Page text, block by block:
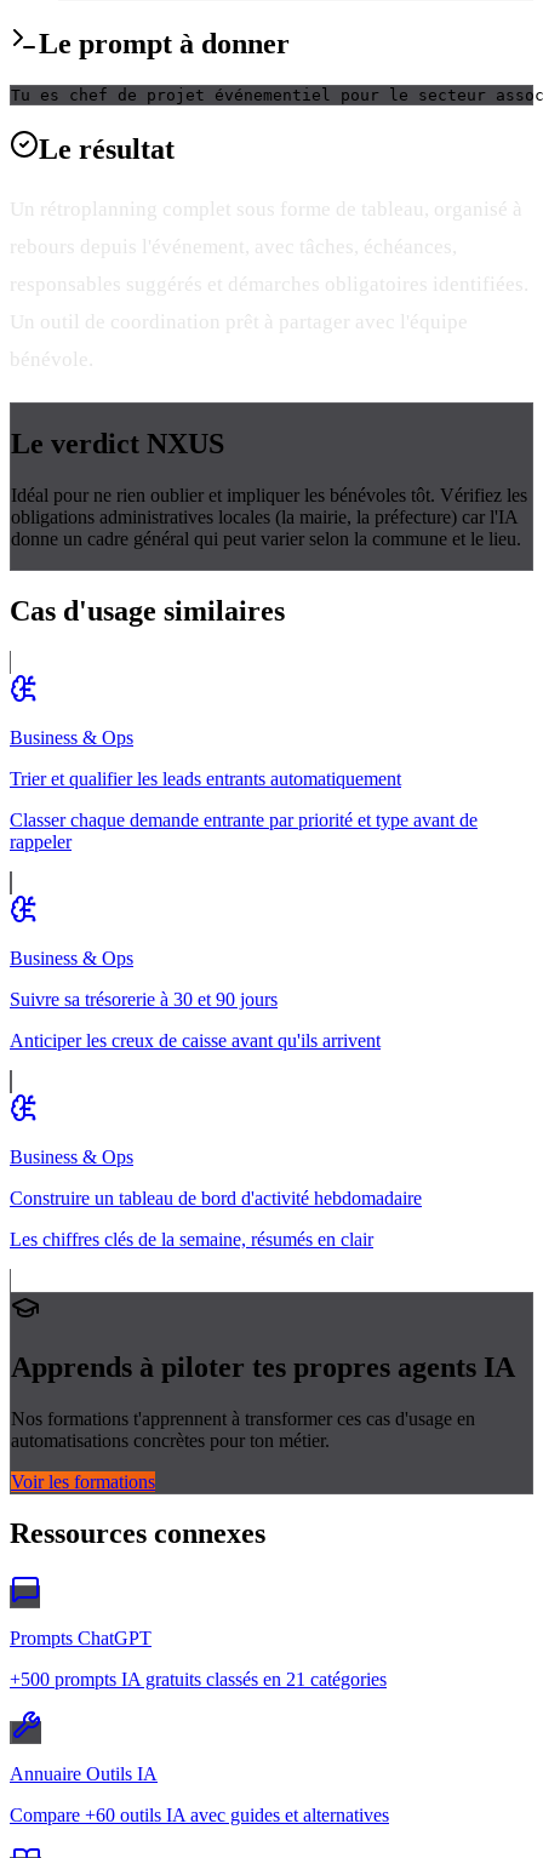
Le prompt à donner
Tu es chef de projet événementiel pour le secteur
Le résultat
Un rétroplanning complet sous forme de tableau, organisé à
rebours depuis l'événement, avec tâches, échéances,
responsables suggérés et démarches obligatoires identifiées.
Un outil de coordination prêt à partager avec l'équipe
bénévole.
Le verdict NXUS
Idéal pour ne rien oublier et impliquer les bénévoles tôt. Vérifiez les
obligations administratives locales (la mairie, la préfecture) car l'IA
donne un cadre général qui peut varier selon la commune et le lieu.
Cas d'usage similaires
Business & Ops
Trier et qualifier les leads entrants automatiquement
Classer chaque demande entrante par priorité et type avant de
rappeler
Business & Ops
Suivre sa trésorerie à 30 et 90 jours
Anticiper les creux de caisse avant qu'ils arrivent
Business & Ops
Construire un tableau de bord d'activité hebdomadaire
Les chiffres clés de la semaine, résumés en clair
Apprends à piloter tes propres agents IA
Nos formations t'apprennent à transformer ces cas d'usage en
automatisations concrètes pour ton métier.
Voir les formations
Ressources connexes
Prompts ChatGPT
+500 prompts IA gratuits classés en 21 catégories
Annuaire Outils IA
Compare +60 outils IA avec guides et alternatives